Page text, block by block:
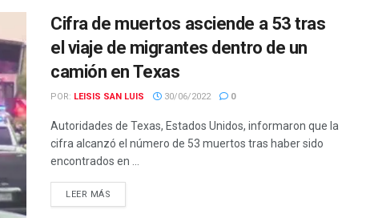
Cifra de muertos asciende a 53 tras
el viaje de migrantes dentro de un
camión en Texas
POR: LEISIS SAN LUIS 30/06/2022 0
Autoridades de Texas, Estados Unidos, informaron que la
cifra alcanzó el número de 53 muertos tras haber sido
encontrados en ...
LEER MÁS